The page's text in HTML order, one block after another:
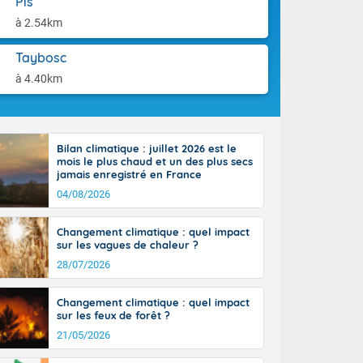
à 2.54km
Taybosc
à 4.40km
ensoleillée,
une
le vent
tramontane
elles
et
sur le
Alpes à
terres et 20
Bilan climatique : juillet 2026 est le
mois le plus chaud et un des plus secs
jamais enregistré en France
04/08/2026
Changement climatique : quel impact
sur les vagues de chaleur ?
28/07/2026
Changement climatique : quel impact
sur les feux de forêt ?
21/05/2026